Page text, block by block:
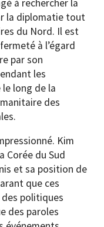
à rechercher la
la diplomatie tout
du Nord. Il est
à l’égard
par son
les
long de la
des
Kim
Corée du Sud
et sa position de
que ces
politiques
des paroles